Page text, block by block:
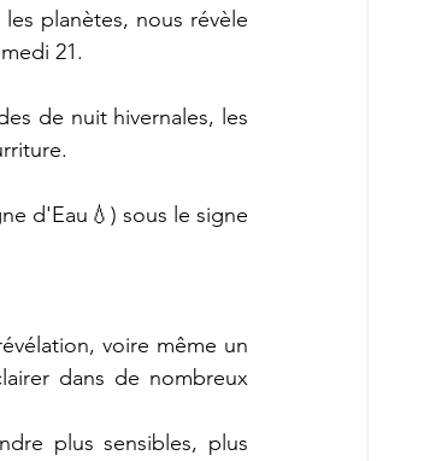
planètes, nous révèle
21.
dans de nombreux